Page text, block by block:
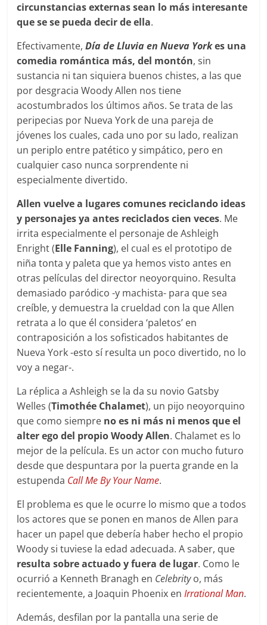
circunstancias externas sean lo más interesante
que se se pueda decir de ella.
Efectivamente,Día de Lluvia en Nueva Yorkes una
comedia romántica más, del montón, sin
sustancia ni tan siquiera buenos chistes, a las que
por desgracia Woody Allen nos tiene
acostumbrados los últimos años. Se trata de las
peripecias por Nueva York de una pareja de
jóvenes los cuales, cada uno por su lado, realizan
un periplo entre patético y simpático, pero en
cualquier caso nunca sorprendente ni
especialmente divertido.
Allen vuelve a lugares comunes reciclando ideas
y personajes ya antes reciclados cien veces. Me
irrita especialmente el personaje de Ashleigh
Enright (Elle Fanning), el cual es el prototipo de
niña tonta y paleta que ya hemos visto antes en
otras películas del director neoyorquino. Resulta
demasiado paródico -y machista- para que sea
creíble, y demuestra la crueldad con la que Allen
retrata a lo que él considera ‘paletos’ en
contraposición a los sofisticados habitantes de
Nueva York -esto sí resulta un poco divertido, no lo
voy a negar-.
La réplica a Ashleigh se la da su novio Gatsby
Welles (Timothée Chalamet), un pijo neoyorquino
que como siempre no es ni más ni menos que el
alter ego del propio Woody Allen. Chalamet es lo
mejor de la película. Es un actor con mucho futuro
desde que despuntara por la puerta grande en la
estupenda Call Me By Your Name.
El problema es que le ocurre lo mismo que a todos
los actores que se ponen en manos de Allen para
hacer un papel que debería haber hecho el propio
Woody si tuviese la edad adecuada. A saber, que
resulta sobre actuado y fuera de lugar. Como le
ocurrió a Kenneth Branagh en Celebrityo, más
recientemente, a Joaquin Phoenix enIrrational Man.
Además, desfilan por la pantalla una serie de